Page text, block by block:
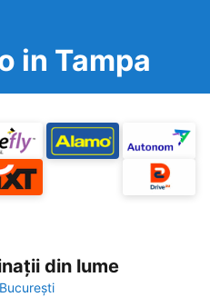
in Tampa
din lume
București